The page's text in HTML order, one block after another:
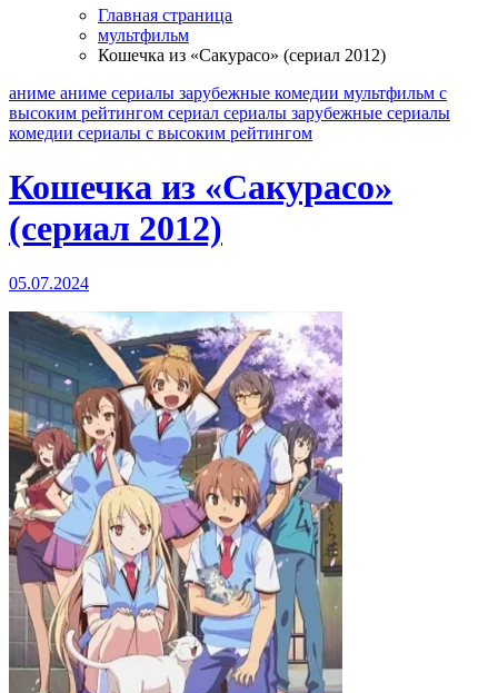
Главная страница
мультфильм
Кошечка из «Сакурасо» (сериал 2012)
аниме аниме сериалы зарубежные комедии мультфильм с
высоким рейтингом сериал сериалы зарубежные сериалы
комедии сериалы с высоким рейтингом
Кошечка из «Сакурасо»
(сериал 2012)
05.07.2024